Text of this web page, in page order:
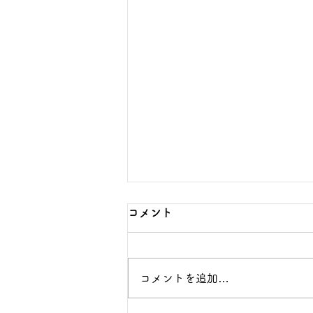
数学の学習相談前に準備する
もの｜答案から原因を早く見
つける
声かけや学習管理に迷っている保
護者へ向けた解説です。この記事
コメント
コメントを追加…